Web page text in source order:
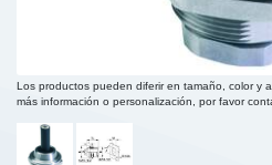
Los productos pueden diferir en tamaño, color y
más información o personalización, por favor